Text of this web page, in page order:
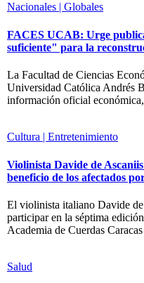
Nacionales | Globales
FACES UCAB: Urge
suficiente" para la
La Facultad de Ciencias
Universidad Católica Andrés
información oficial económica,
Cultura | Entretenimiento
Violinista Davide de
beneficio de los afectados
El violinista italiano Davide de
participar en la séptima
Academia de Cuerdas Caracas
Salud